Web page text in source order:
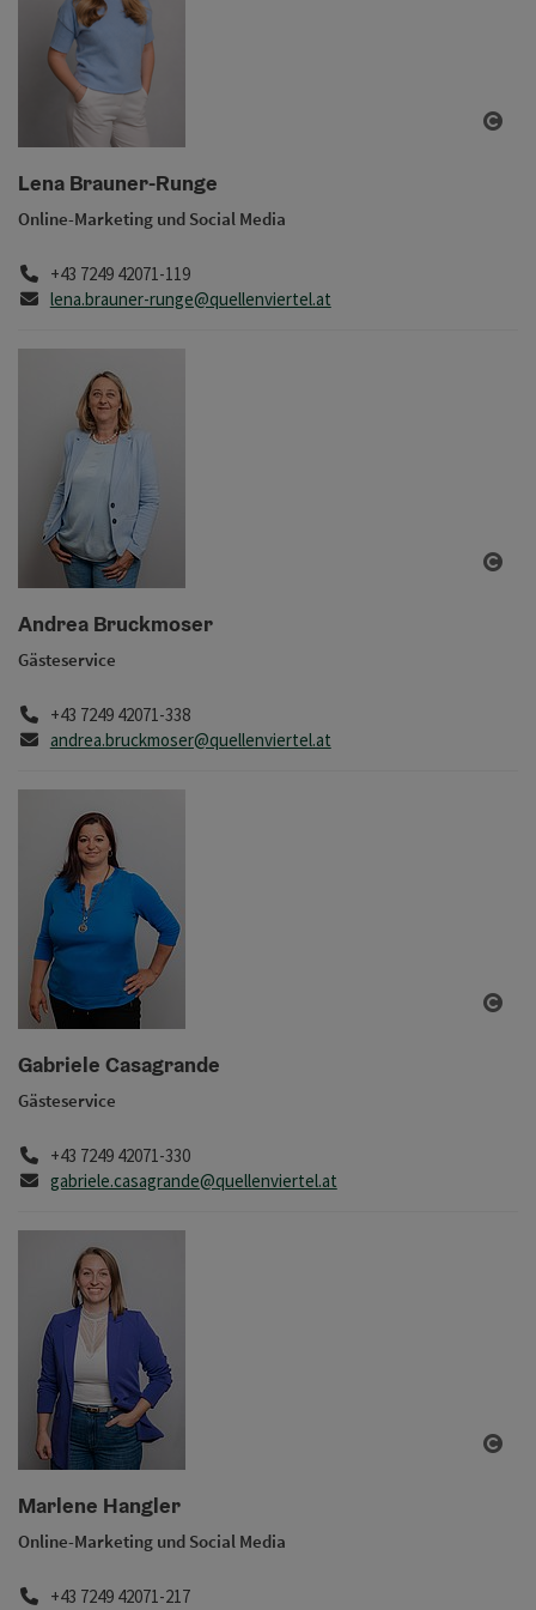
Lena Brauner-Runge
Online-Marketing und Social Media
Telefon
+43 7249 42071-119
E-Mail
lena.brauner-runge@quellenviertel.at
Andrea Bruckmoser
Gästeservice
Telefon
+43 7249 42071-338
E-Mail
andrea.bruckmoser@quellenviertel.at
Gabriele Casagrande
Gästeservice
Telefon
+43 7249 42071-330
E-Mail
gabriele.casagrande@quellenviertel.at
Marlene Hangler
Online-Marketing und Social Media
Telefon
+43 7249 42071-217